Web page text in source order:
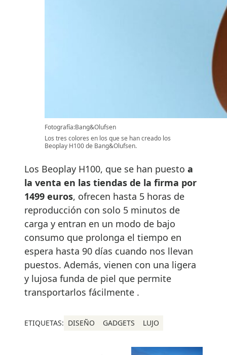
Fotografía:Bang&Olufsen
Los tres colores en los que se han creado los
Beoplay H100 de Bang&Olufsen.
Los Beoplay H100, que se han puesto a
la venta en las tiendas de la firma por
1499 euros, ofrecen hasta 5 horas de
reproducción con solo 5 minutos de
carga y entran en un modo de bajo
consumo que prolonga el tiempo en
espera hasta 90 días cuando nos llevan
puestos. Además, vienen con una ligera
y lujosa funda de piel que permite
transportarlos fácilmente .
ETIQUETAS: DISEÑO GADGETS LUJO